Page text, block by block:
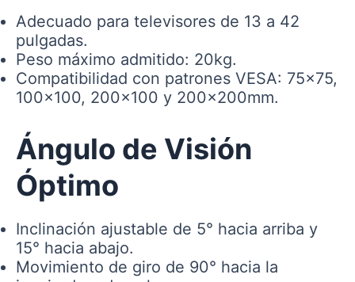
Adecuado para televisores de 13 a 42
pulgadas.
Peso máximo admitido: 20kg.
Compatibilidad con patrones VESA: 75×75,
100×100, 200×100 y 200x200mm.
Ángulo de Visión
Óptimo
Inclinación ajustable de 5° hacia arriba y
15° hacia abajo.
Movimiento de giro de 90° hacia la